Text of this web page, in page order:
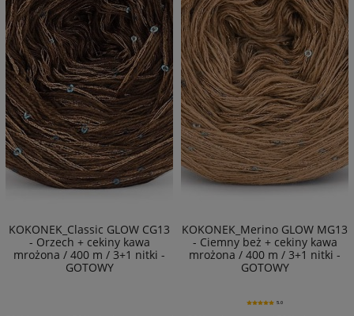
KOKONEK_Classic GLOW CG13
- Orzech + cekiny kawa
mrożona / 400 m / 3+1 nitki -
GOTOWY
KOKONEK_Merino GLOW MG13
- Ciemny beż + cekiny kawa
mrożona / 400 m / 3+1 nitki -
GOTOWY
5.0